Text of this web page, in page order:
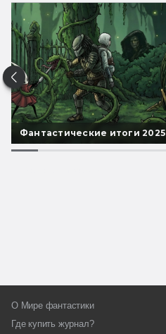
Фантастические итоги 2025
О Мире фантастики
Где купить журнал?